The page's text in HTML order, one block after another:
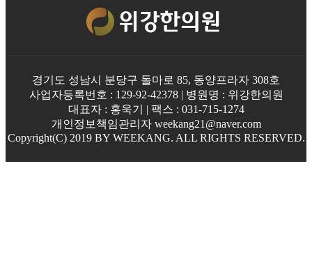
경기도 성남시 분당구 돌마로 85, 동양프라자 308호
사업자등록번호 : 129-92-42378 | 병원명 : 위강한의원
대표자 : 홍욱기 | 팩스 : 031-715-1274
개인정보책임관리자 weekang21@naver.com
Copyright(C) 2019 BY WEEKANG. ALL RIGHTS RESERVED.